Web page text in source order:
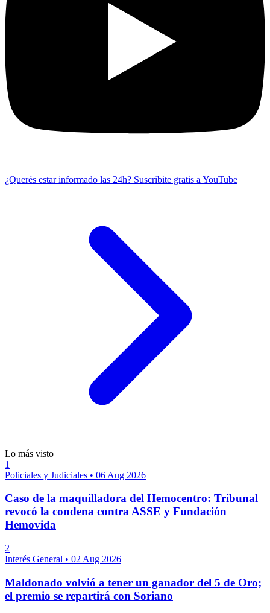
¿Querés estar informado las 24h? Suscribite gratis a YouTube
Lo más visto
1
Policiales y Judiciales • 06 Aug 2026
Caso de la maquilladora del Hemocentro: Tribunal
revocó la condena contra ASSE y Fundación
Hemovida
2
Interés General • 02 Aug 2026
Maldonado volvió a tener un ganador del 5 de Oro;
el premio se repartirá con Soriano